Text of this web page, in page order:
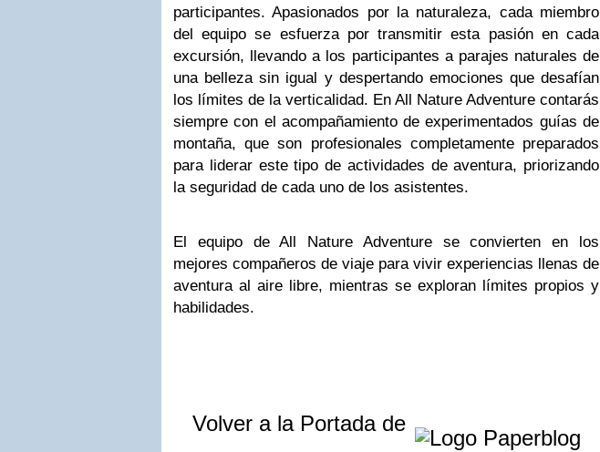
participantes. Apasionados por la naturaleza, cada miembro
del equipo se esfuerza por transmitir esta pasión en cada
excursión, llevando a los participantes a parajes naturales de
una belleza sin igual y despertando emociones que desafían
los límites de la verticalidad. En All Nature Adventure contarás
siempre con el acompañamiento de experimentados guías de
montaña, que son profesionales completamente preparados
para liderar este tipo de actividades de aventura, priorizando
la seguridad de cada uno de los asistentes.
El equipo de All Nature Adventure se convierten en los
mejores compañeros de viaje para vivir experiencias llenas de
aventura al aire libre, mientras se exploran límites propios y
habilidades.
Volver a la Portada de